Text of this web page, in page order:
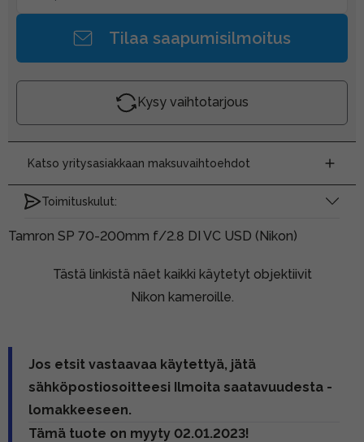
Tilaa saapumisilmoitus
Kysy vaihtotarjous
Katso yritysasiakkaan maksuvaihtoehdot
Toimituskulut:
Tamron SP 70-200mm f/2.8 DI VC USD (Nikon)
Tästä linkistä näet kaikki käytetyt objektiivit
Nikon kameroille.
Jos etsit vastaavaa käytettyä, jätä
sähköpostiosoitteesi Ilmoita saatavuudesta -
lomakkeeseen.
Tämä tuote on myyty 02.01.2023!